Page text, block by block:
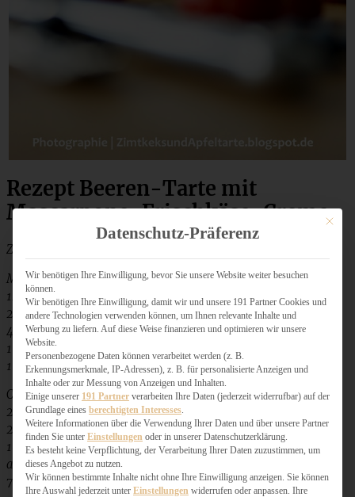
Rezept Beeren-Tarte mit
Mascarpone-Frischkäse-Creme
Zutaten für eine Tarte-Form von 24 cm:
Mürbteig:
125 g Butter
250 g Mehl
40 g Puderzucker
1 Ei
1 Päckchen Vanillezucker
Creme:
250 g Mascarpone
200 g Frischkäse
100 g Erdbeeren
abgeriebene Schale einer Zitrone
75 g Feinstzucker
Mit
Datenschutz-Präferenz
Wir benötigen Ihre Einwilligung, bevor Sie unsere Website weiter besuchen
können.
Wir benötigen Ihre Einwilligung, damit wir und unsere 191 Partner Cookies und
andere Technologien verwenden können, um Ihnen relevante Inhalte und
Werbung zu liefern. Auf diese Weise finanzieren und optimieren wir unsere
Website.
Personenbezogene Daten können verarbeitet werden (z. B.
Erkennungsmerkmale, IP-Adressen), z. B. für personalisierte Anzeigen und
Inhalte oder zur Messung von Anzeigen und Inhalten.
Einige unserer 191 Partner verarbeiten Ihre Daten (jederzeit widerrufbar) auf der
Grundlage eines berechtigten Interesses
Weitere Informationen über die Verwendung Ihrer Daten und über unsere Partner
finden Sie unter Einstellungen oder in unserer Datenschutzerklärung.
Es besteht keine Verpflichtung, der Verarbeitung Ihrer Daten zuzustimmen, um
dieses Angebot zu nutzen.
Wir können bestimmte Inhalte nicht ohne Ihre Einwilligung anzeigen. Sie können
Ihre Auswahl jederzeit unter Einstellungen widerrufen oder anpassen. Ihre